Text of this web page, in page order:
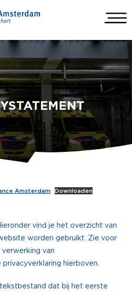
Amsterdam Downloaden
vind je het overzicht van
worden gebruikt. Zie voor
van
hierboven.
dat bij het eerste